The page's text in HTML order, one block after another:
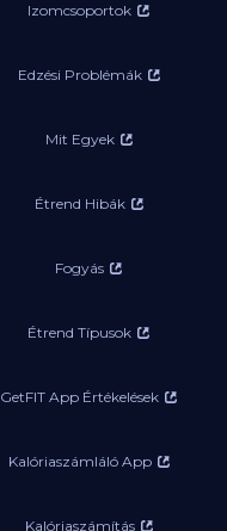
Izomcsoportok
Edzési Problémák
Mit Egyek
Étrend Hibák
Fogyás
Étrend Típusok
GetFIT App Értékelések
Kalóriaszámláló App
Kalóriaszámítás